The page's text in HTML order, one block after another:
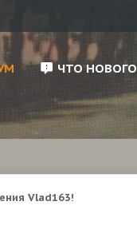
ЧТО НОВОГО
Vlad163!